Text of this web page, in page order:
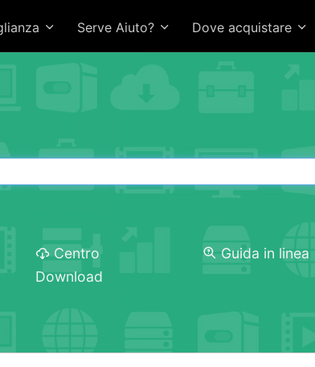
Serve Aiuto? Dove acquistare
Centro
Download
Guida in linea